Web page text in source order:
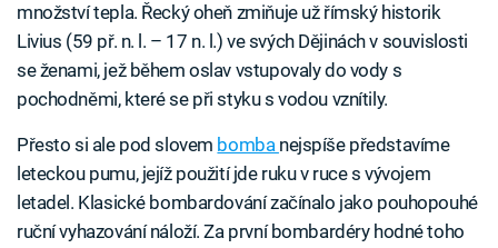
množství tepla. Řecký oheň zmiňuje už římský historik
Livius (59 př. n. l. – 17 n. l.) ve svých Dějinách v souvislosti
se ženami, jež během oslav vstupovaly do vody s
pochodněmi, které se při styku s vodou vznítily.
Přesto si ale pod slovem bomba nejspíše představíme
leteckou pumu, jejíž použití jde ruku v ruce s vývojem
letadel. Klasické bombardování začínalo jako pouhopouhé
ruční vyhazování náloží. Za první bombardéry hodné toho